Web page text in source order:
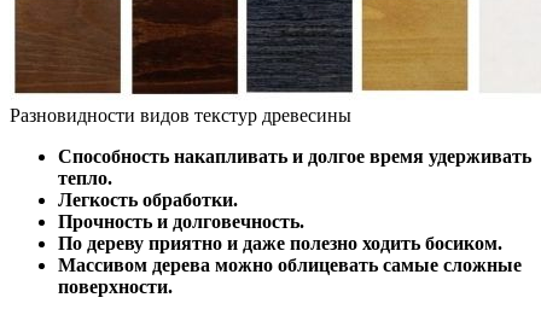
Разновидности видов текстур древесины
Способность накапливать и долгое время удерживать
тепло.
Легкость обработки.
Прочность и долговечность.
По дереву приятно и даже полезно ходить босиком.
Массивом дерева можно облицевать самые сложные
поверхности.